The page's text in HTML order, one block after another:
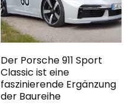
Der Porsche 911 Sport
Classic ist eine
faszinierende Ergänzung
der Baureihe